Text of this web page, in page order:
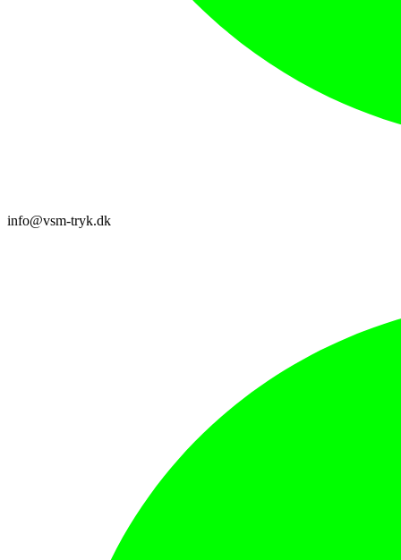
info@vsm-tryk.dk